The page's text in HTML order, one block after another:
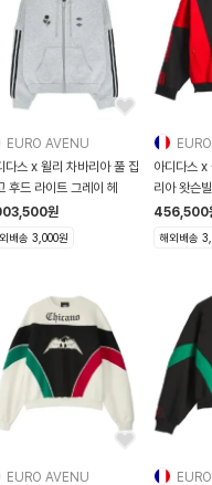
EURO AVENU
다스 x 윌리 차바리아 풀 집
후드 라이트 그레이 헤
원
배송 3,000원
아디다스 x
리아 왓슨
456,500
해외배송
EURO AVENU